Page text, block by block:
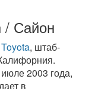
/ Сайон
Toyota, штаб-
2003 года,
в